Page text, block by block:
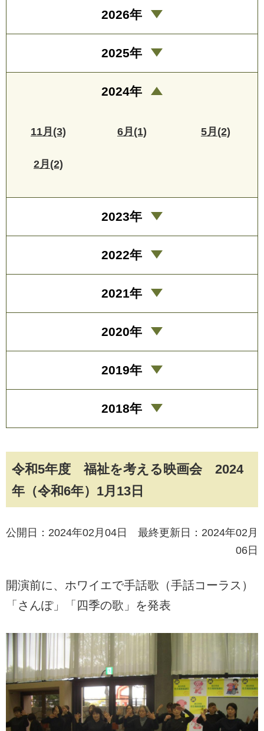
令和5年度 福祉を考える映画会 2024
年（令和6年）1月13日
公開日：2024年02月04日 最終更新日：2024年02月
06日
開演前に、ホワイエで手話歌（手話コーラス）
「さんぽ」「四季の歌」を発表
2026年
2025年
2024年
11月(3) 6月(1) 5月(2)
2月(2)
2023年
2022年
2021年
2020年
2019年
2018年